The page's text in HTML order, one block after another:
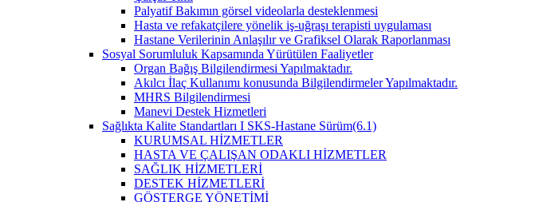
Palyatif Bakımın görsel videolarla desteklenmesi
Hasta ve refakatçilere yönelik iş-uğraşı terapisti uygulaması
Hastane Verilerinin Anlaşılır ve Grafiksel Olarak Raporlanması
Sosyal Sorumluluk Kapsamında Yürütülen Faaliyetler
Organ Bağış Bilgilendirmesi Yapılmaktadır.
Akılcı İlaç Kullanımı konusunda Bilgilendirmeler Yapılmaktadır.
MHRS Bilgilendirmesi
Manevi Destek Hizmetleri
Sağlıkta Kalite Standartları I SKS-Hastane Sürüm(6.1)
KURUMSAL HİZMETLER
HASTA VE ÇALIŞAN ODAKLI HİZMETLER
SAĞLIK HİZMETLERİ
DESTEK HİZMETLERİ
GÖSTERGE YÖNETİMİ